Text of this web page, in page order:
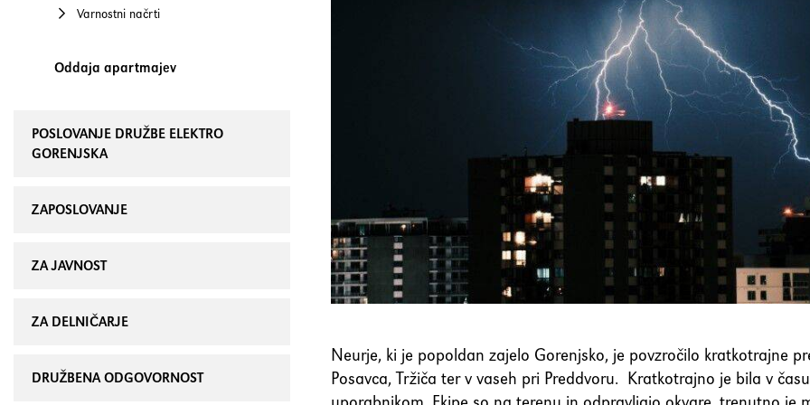
Varnostni načrti
Oddaja apartmajev
POSLOVANJE DRUŽBE ELEKTRO
GORENJSKA
ZAPOSLOVANJE
ZA JAVNOST
ZA DELNIČARJE
DRUŽBENA ODGOVORNOST
Neurje, ki je popoldan zajelo Gorenjsko, je povzročilo kratkotrajne
Posavca, Tržiča ter v vaseh pri Preddvoru. Kratkotrajno je bila v